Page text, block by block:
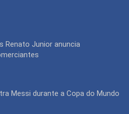
Renato Junior anuncia
Messi durante a Copa do Mundo